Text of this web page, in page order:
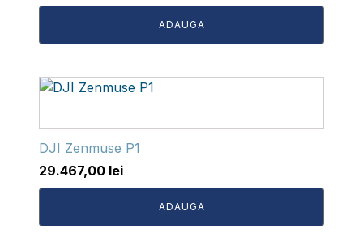
ADAUGA
DJI Zenmuse P1
29.467,00 lei
ADAUGA